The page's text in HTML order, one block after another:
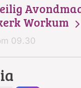
Workum
09.30